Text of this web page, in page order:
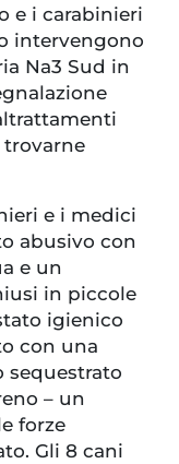
e i carabinieri
intervengono
Na3 Sud in
trovarne
e i medici
abusivo con
e un
in piccole
igienico
con una
sequestrato
– un
forze
Gli 8 cani